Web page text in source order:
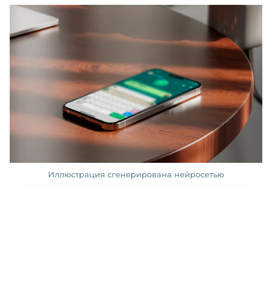
Иллюстрация сгенерирована нейросетью